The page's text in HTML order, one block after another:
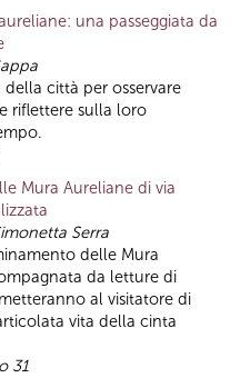
una passeggiata da
città per osservare
riflettere sulla loro
Mura Aureliane di via
Serra
delle Mura
da letture di
al visitatore di
vita della cinta
31